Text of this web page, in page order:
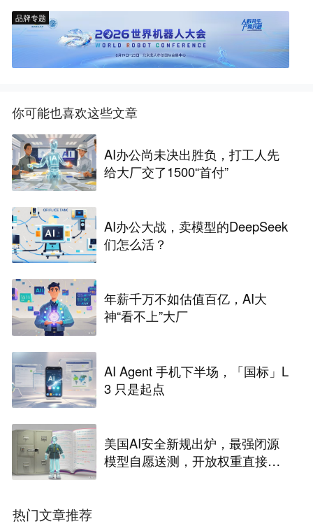
品牌专题
你可能也喜欢这些文章
AI办公尚未决出胜负，打工人先
给大厂交了1500“首付”
AI办公大战，卖模型的DeepSeek
们怎么活？
年薪千万不如估值百亿，AI大
神“看不上”大厂
AI Agent 手机下半场，「国标」L
3 只是起点
美国AI安全新规出炉，最强闭源
模型自愿送测，开放权重直接放
热门文章推荐